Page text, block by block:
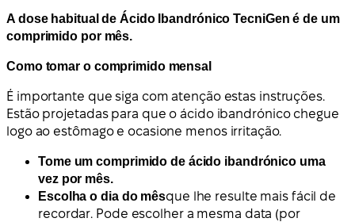
A dose habitual de Ácido Ibandrónico TecniGen é de um
comprimido por mês.
Como tomar o comprimido mensal
É importante que siga com atenção estas instruções.
Estão projetadas para que o ácido ibandrónico chegue
logo ao estômago e ocasione menos irritação.
Tome um comprimido de ácido ibandrónico uma
vez por mês.
Escolha o dia do mêsque lhe resulte mais fácil de
recordar. Pode escolher a mesma data (por